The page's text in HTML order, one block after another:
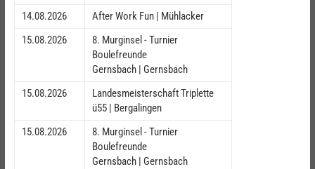
14.08.2026
After Work Fun | Mühlacker
15.08.2026
8. Murginsel - Turnier
Boulefreunde
Gernsbach | Gernsbach
15.08.2026
Landesmeisterschaft Triplette
ü55 | Bergalingen
15.08.2026
8. Murginsel - Turnier
Boulefreunde
Gernsbach | Gernsbach